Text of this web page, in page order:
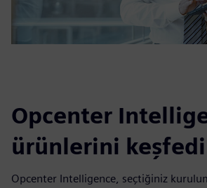
Opcenter
ürünlerini
Opcenter Intelligence, seçtiğiniz